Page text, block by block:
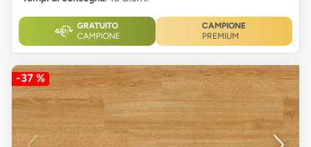
GRATUITO
CAMPIONE
CAMPIONE
PREMIUM
-37 %